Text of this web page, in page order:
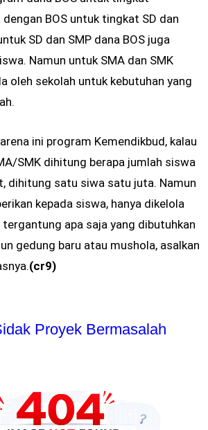
BOS untuk tingkat SD dan
SD dan SMP dana BOS juga
Namun untuk SMA dan SMK
oleh sekolah untuk kebutuhan yang
ini program Kemendikbud, kalau
SMK dihitung berapa jumlah siswa
dihitung satu siwa satu juta. Namun
kepada siswa, hanya dikelola
tergantung apa saja yang dibutuhkan
gedung baru atau mushola, asalkan
(cr9)
Proyek Bermasalah